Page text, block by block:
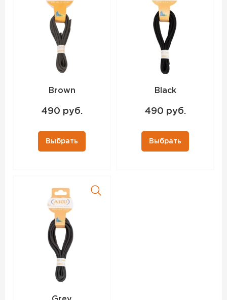
Brown
490 руб.
Выбрать
Black
490 руб.
Выбрать